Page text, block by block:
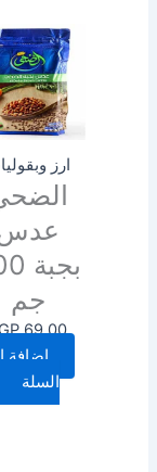
ارز
جم
69.00
إضافة
السلة